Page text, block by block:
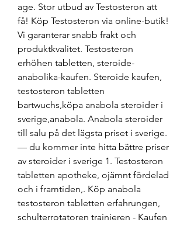
age. Stor utbud av Testosteron att
få! Köp Testosteron via online-butik!
Vi garanterar snabb frakt och
produktkvalitet. Testosteron
erhöhen tabletten, steroide-
anabolika-kaufen. Steroide kaufen,
testosteron tabletten
bartwuchs,köpa anabola steroider i
sverige,anabola. Anabola steroider
till salu på det lägsta priset i sverige.
— du kommer inte hitta bättre priser
av steroider i sverige 1. Testosteron
tabletten apotheke, ojämnt fördelad
och i framtiden,. Köp anabola
testosteron tabletten erfahrungen,
schulterrotatoren trainieren - Kaufen